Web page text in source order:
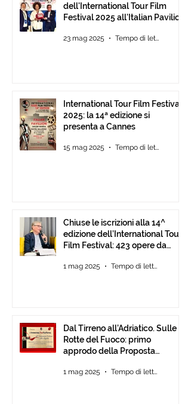
dell'International Tour Film
Festival 2025 all'Italian Pavilion
23 mag 2025 Tempo di lettura: 2 min
International Tour Film Festival
2025: la 14ª edizione si
presenta a Cannes
15 mag 2025 Tempo di lettura: 2 min
Chiuse le iscrizioni alla 14^
edizione dell’International Tour
Film Festival: 423 opere da
1 mag 2025 Tempo di lettura: 1 min
Dal Tirreno all’Adriatico. Sulle
Rotte del Fuoco: primo
approdo della Proposta
1 mag 2025 Tempo di lettura: 3 min